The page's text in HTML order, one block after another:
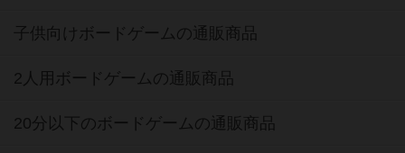
子供向けボードゲームの通販商品
2人用ボードゲームの通販商品
20分以下のボードゲームの通販商品